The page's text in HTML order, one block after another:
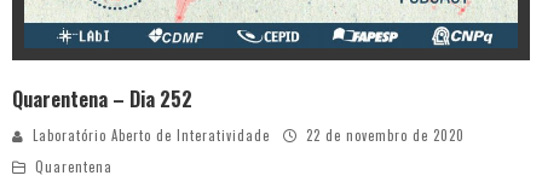
Quarentena – Dia 252
Laboratório Aberto de Interatividade
22 de novembro de 2020
Quarentena